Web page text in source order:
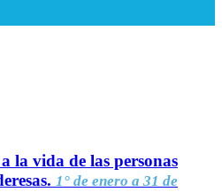
la vida de las personas
1° de enero a 31 de